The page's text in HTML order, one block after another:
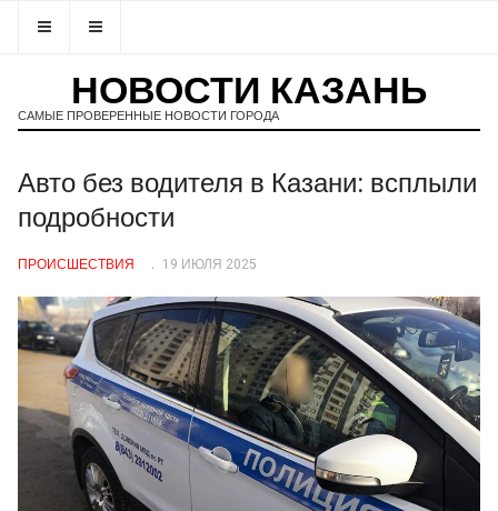
НОВОСТИ КАЗАНЬ
САМЫЕ ПРОВЕРЕННЫЕ НОВОСТИ ГОРОДА
Авто без водителя в Казани: всплыли
подробности
ПРОИСШЕСТВИЯ 19 ИЮЛЯ 2025